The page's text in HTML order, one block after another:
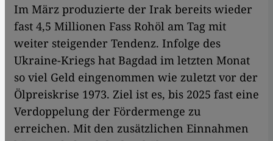
Im März produzierte der Irak bereits wieder
fast 4,5 Millionen Fass Rohöl am Tag mit
weiter steigender Tendenz. Infolge des
Ukraine-Kriegs hat Bagdad im letzten Monat
so viel Geld eingenommen wie zuletzt vor der
Ölpreiskrise 1973. Ziel ist es, bis 2025 fast eine
Verdoppelung der Fördermenge zu
erreichen. Mit den zusätzlichen Einnahmen